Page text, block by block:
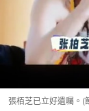
張栢芝已立好遺囑。(